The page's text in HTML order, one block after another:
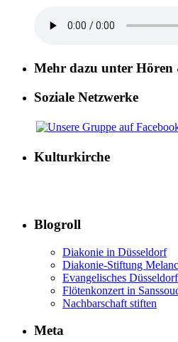
Mehr dazu unter Hören
Soziale Netzwerke
Kulturkirche
Blogroll
Diakonie in Düsseldorf
Diakonie-Stiftung
Evangelisches Düsseldorf
Flötenkonzert in
Nachbarschaft stiften
Meta